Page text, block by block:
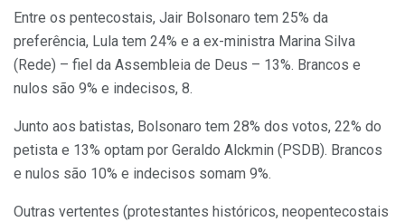
Entre os pentecostais, Jair Bolsonaro tem 25% da
preferência, Lula tem 24% e a ex-ministra Marina Silva
(Rede) – fiel da Assembleia de Deus – 13%. Brancos e
nulos são 9% e indecisos, 8.
Junto aos batistas, Bolsonaro tem 28% dos votos, 22% do
petista e 13% optam por Geraldo Alckmin (PSDB). Brancos
e nulos são 10% e indecisos somam 9%.
Outras vertentes (protestantes históricos, neopentecostais